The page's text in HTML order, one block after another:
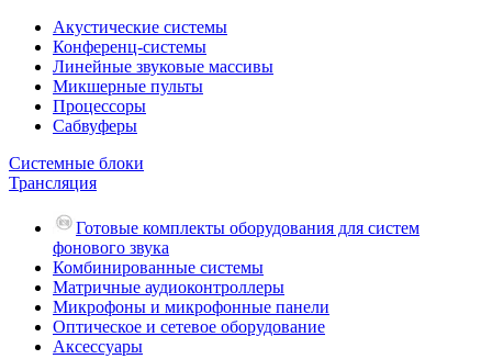
Акустические системы
Конференц-системы
Линейные звуковые массивы
Микшерные пульты
Процессоры
Сабвуферы
Системные блоки
Трансляция
Готовые комплекты оборудования для систем
фонового звука
Комбинированные системы
Матричные аудиоконтроллеры
Микрофоны и микрофонные панели
Оптическое и сетевое оборудование
Аксессуары